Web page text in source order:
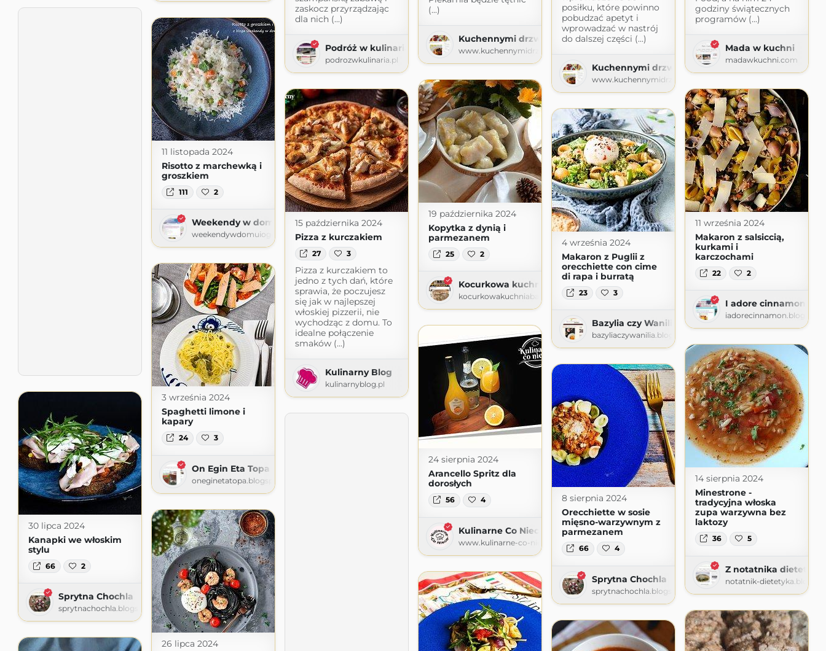
(...)
Kuchennymi drzwiami
www.kuchennymidrzwiami.pl
zaskocz przyrządzając
dla nich (...)
Podróż w kulinaria
podrozwkulinaria.pl
godziny świątecznych
programów (...)
Mada w kuchni
madawkuchni.com
posiłku, które powinno
pobudzać apetyt i
wprowadzać w nastrój
do dalszej części (...)
Kuchennymi drzwiami
www.kuchennymidrzwiami.pl
11 listopada 2024
Risotto z marchewką i
groszkiem
111 2
Weekendy w domu i ogrodzie
weekendywdomuiogrodzie.blogspot.com
19 października 2024
Kopytka z dynią i
parmezanem
25 2
Kocurkowa kuchnia babuni
kocurkowakuchniababuni.blogspot.com
15 października 2024
Pizza z kurczakiem
27 3
Pizza z kurczakiem to
jedno z tych dań, które
sprawia, że poczujesz
się jak w najlepszej
włoskiej pizzerii, nie
wychodząc z domu. To
idealne połączenie
smaków (...)
Kulinarny Blog
kulinarnyblog.pl
11 września 2024
Makaron z salsiccią,
kurkami i
karczochami
22 2
I adore cinnamon
4 września 2024
Makaron z Puglii z
orecchiette con cime
di rapa i burratą
23 3
Bazylia czy Wanilia
bazyliaczywanilia.blogspot.com
3 września 2024
Spaghetti limone i
kapary
24 3
On Egin Eta Topa
oneginetatopa.blogspot.com
24 sierpnia 2024
Arancello Spritz dla
dorosłych
56 4
Kulinarne Co Nieco
www.kulinarne-co-nieco.pl
14 sierpnia 2024
Minestrone -
tradycyjna włoska
zupa warzywna bez
laktozy
36 5
Z notatnika dietetyka
notatnik-
8 sierpnia 2024
Orecchiette w sosie
mięsno-warzywnym z
parmezanem
66 4
Sprytna Chochla
sprytnachochla.blogspot.com
30 lipca 2024
Kanapki we włoskim
stylu
66 2
Sprytna Chochla
sprytnachochla.blogspot.com
26 lipca 2024